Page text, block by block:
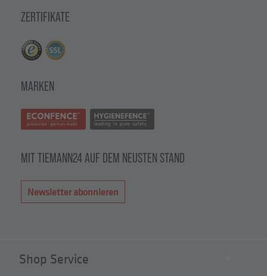
ZERTIFIKATE
MARKEN
MIT TIEMANN24 AUF DEM NEUSTEN STAND
Newsletter abonnieren
Shop Service